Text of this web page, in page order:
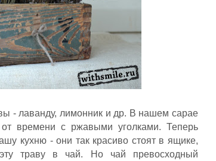
- лаванду, лимонник и др. В нашем сарае
времени с ржавыми уголками. Теперь
кухню - они так красиво стоят в ящике,
траву в чай. Но чай превосходный